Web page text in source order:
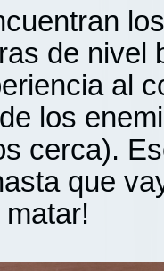
de nivel
al
los
cerca).
que
matar!